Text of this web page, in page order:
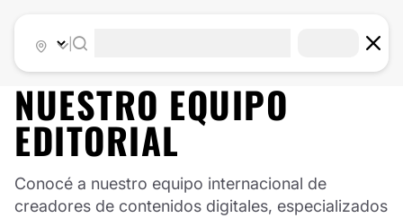
NUESTRO EQUIPO
EDITORIAL
Conocé a nuestro equipo internacional de
creadores de contenidos digitales, especializados